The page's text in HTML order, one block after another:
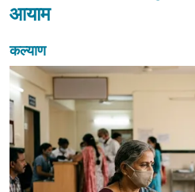
आयाम
कल्याण